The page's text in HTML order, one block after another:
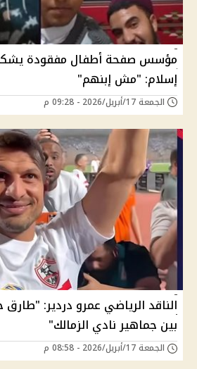
مؤسس صفحة أطفال مفقودة
إسلام: "مش إبنهم"
الجمعة 17/أبريل/2026 - 09:28 م
الناقد الرياضي عمرو دردير: "طارق
بين جماهير نادي الزمالك"
الجمعة 17/أبريل/2026 - 08:58 م